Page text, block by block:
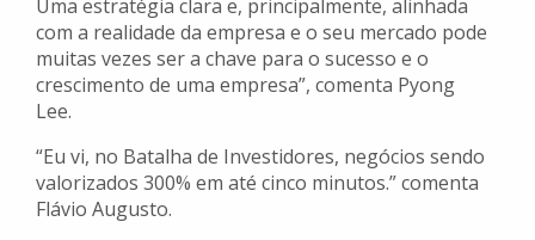
Uma estratégia clara e, principalmente, alinhada
com a realidade da empresa e o seu mercado pode
muitas vezes ser a chave para o sucesso e o
crescimento de uma empresa”, comenta Pyong
Lee.
“Eu vi, no Batalha de Investidores, negócios sendo
valorizados 300% em até cinco minutos.” comenta
Flávio Augusto.